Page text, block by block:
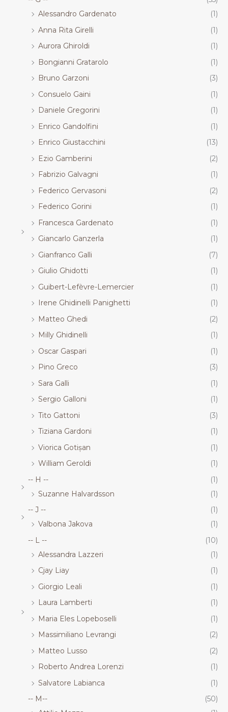
Alessandro Gardenato
(1)
Anna Rita Girelli
(1)
Aurora Ghiroldi
(1)
Bongianni Gratarolo
(1)
Bruno Garzoni
(3)
Consuelo Gaini
(1)
Daniele Gregorini
(1)
Enrico Gandolfini
(1)
Enrico Giustacchini
(13)
Ezio Gamberini
(2)
Fabrizio Galvagni
(1)
Federico Gervasoni
(2)
Federico Gorini
(1)
Francesca Gardenato
(1)
Giancarlo Ganzerla
(1)
Gianfranco Galli
(7)
Giulio Ghidotti
(1)
Guibert-Lefèvre-Lemercier
(1)
Irene Ghidinelli Panighetti
(1)
Matteo Ghedi
(2)
Milly Ghidinelli
(1)
Oscar Gaspari
(1)
Pino Greco
(3)
Sara Galli
(1)
Sergio Galloni
(1)
Tito Gattoni
(3)
Tiziana Gardoni
(1)
Viorica Gotișan
(1)
William Geroldi
(1)
-- H --
(1)
Suzanne Halvardsson
(1)
-- J --
(1)
Valbona Jakova
(1)
-- L --
(10)
Alessandra Lazzeri
(1)
Cjay Liay
(1)
Giorgio Leali
(1)
Laura Lamberti
(1)
Maria Eles Lopeboselli
(1)
Massimiliano Levrangi
(2)
Matteo Lusso
(2)
Roberto Andrea Lorenzi
(1)
Salvatore Labianca
(1)
-- M--
(50)